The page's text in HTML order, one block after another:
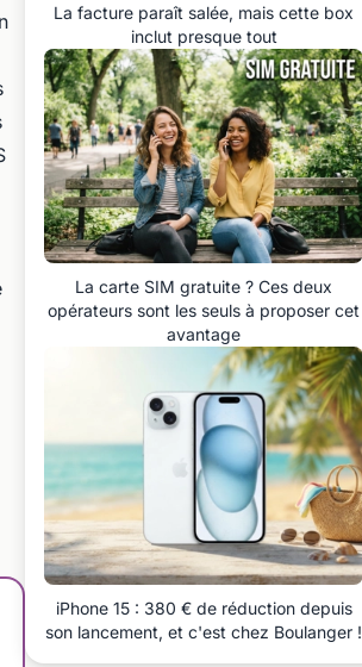
La facture paraît salée, mais cette box
inclut presque tout
La carte SIM gratuite ? Ces deux
opérateurs sont les seuls à proposer cet
avantage
iPhone 15 : 380 € de réduction depuis
son lancement, et c'est chez Boulanger !